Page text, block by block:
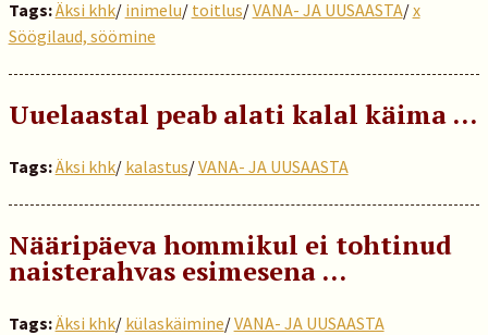
Tags:Äksi khk/ inimelu/ toitlus/VANA- JA UUSAASTA/x
Söögilaud, söömine
Uuelaastal peab alati kalal käima …
Tags:Äksi khk/ kalastus/VANA- JA UUSAASTA
Nääripäeva hommikul ei tohtinud
naisterahvas esimesena …
Tags:Äksi khk/ külaskäimine/VANA- JA UUSAASTA